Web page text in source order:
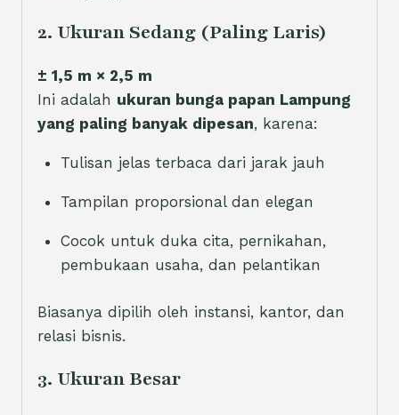
2. Ukuran Sedang (Paling Laris)
± 1,5 m × 2,5 m
Ini adalah ukuran bunga papan Lampung
yang paling banyak dipesan, karena:
Tulisan jelas terbaca dari jarak jauh
Tampilan proporsional dan elegan
Cocok untuk duka cita, pernikahan,
pembukaan usaha, dan pelantikan
Biasanya dipilih oleh instansi, kantor, dan
relasi bisnis.
3. Ukuran Besar